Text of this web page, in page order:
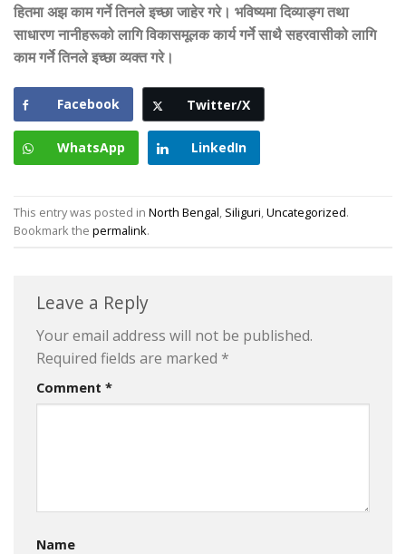
हितमा अझ काम गर्ने तिनले इच्छा जाहेर गरे। भविष्यमा दिव्याङ्ग तथा
साधारण नानीहरूको लागि विकासमूलक कार्य गर्ने साथै सहरवासीको लागि
काम गर्ने तिनले इच्छा व्यक्त गरे।
Facebook Twitter/X
WhatsApp LinkedIn
This entry was posted in North Bengal, Siliguri,Uncategorized.
Bookmark the permalink.
Leave a Reply
Your email address will not be published.
Required fields are marked *
Comment *
Name